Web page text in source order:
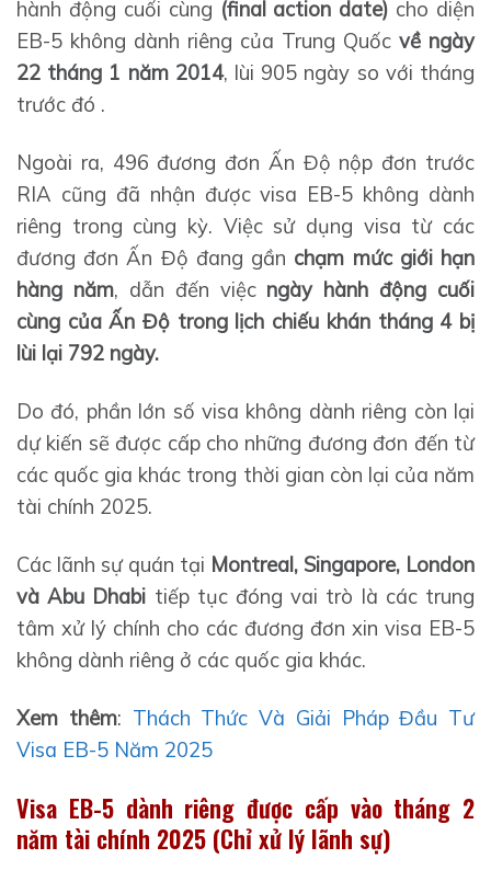
hành động cuối cùng (final action date) cho diện
EB-5 không dành riêng của Trung Quốc về ngày
22 tháng 1 năm 2014, lùi 905 ngày so với tháng
trước đó .
Ngoài ra, 496 đương đơn Ấn Độ nộp đơn trước
RIA cũng đã nhận được visa EB-5 không dành
riêng trong cùng kỳ. Việc sử dụng visa từ các
đương đơn Ấn Độ đang gần chạm mức giới hạn
hàng năm, dẫn đến việc ngày hành động cuối
cùng của Ấn Độ trong lịch chiếu khán tháng 4 bị
lùi lại 792 ngày.
Do đó, phần lớn số visa không dành riêng còn lại
dự kiến ​​sẽ được cấp cho những đương đơn đến từ
các quốc gia khác trong thời gian còn lại của năm
tài chính 2025.
Các lãnh sự quán tại Montreal, Singapore, London
và Abu Dhabi tiếp tục đóng vai trò là các trung
tâm xử lý chính cho các đương đơn xin visa EB-5
không dành riêng ở các quốc gia khác.
Xem thêm: Thách Thức Và Giải Pháp Đầu Tư
Visa EB-5 Năm 2025
Visa EB-5 dành riêng được cấp vào tháng 2
năm tài chính 2025 (Chỉ xử lý lãnh sự)